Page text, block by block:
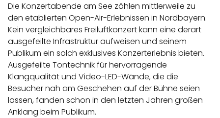
Die Konzertabende am See zählen mittlerweile zu
den etablierten Open-Air-Erlebnissen in Nordbayern.
Kein vergleichbares Freiluftkonzert kann eine derart
ausgefeilte Infrastruktur aufweisen und seinem
Publikum ein solch exklusives Konzerterlebnis bieten.
Ausgefeilte Tontechnik für hervorragende
Klangqualität und Video-LED-Wände, die die
Besucher nah am Geschehen auf der Bühne seien
lassen, fanden schon in den letzten Jahren großen
Anklang beim Publikum.